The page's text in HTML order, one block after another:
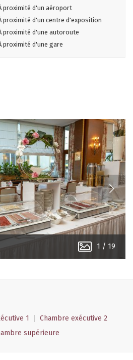
proximité d'un aéroport
proximité d'un centre d'exposition
proximité d'une autoroute
proximité d'une gare
1 / 19
1
Chambre exécutive 2
supérieure